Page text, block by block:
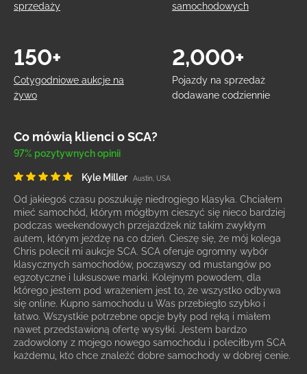
sprzedaży
samochodowych
Cotygodniowe aukcje na
żywo
150+
Pojazdy na sprzedaż
dodawane codziennie
2,000+
Co mówią klienci o SCA?
97% pozytywnych opinii
Kyle Miller Austin, USA
Od jakiegoś czasu poszukuję niedrogiego klasyka. Chciałem
mieć samochód, którym mógłbym cieszyć się nieco bardziej
podczas weekendowych przejażdżek niż takim zwykłym
autem, którym jeżdżę na co dzień. Cieszę się, że mój kolega
Chris polecił mi aukcje SCA. SCA oferuje ogromny wybór
klasycznych samochodów, począwszy od mustangów po
egzotyczne i luksusowe marki. Kolejnym powodem, dla
którego jestem pod wrażeniem jest to, że wszystko odbywa
się online. Kupno samochodu u Was przebiegło szybko i
łatwo. Wszystkie potrzebne opcje były pod ręką i miałem
nawet przedstawioną ofertę wysyłki. Jestem bardzo
zadowolony z mojego nowego samochodu i poleciłbym SCA
każdemu, kto chce znaleźć dobre samochody w dobrej cenie.